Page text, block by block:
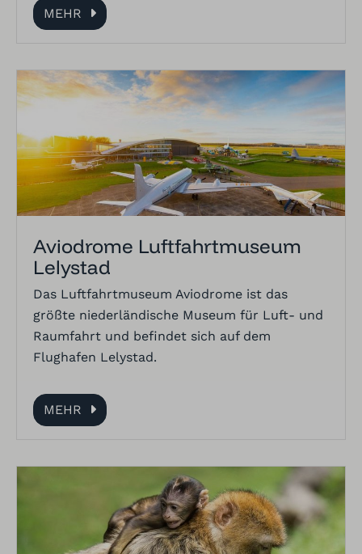
MEHR
Aviodrome Luftfahrtmuseum
Lelystad
Das Luftfahrtmuseum Aviodrome ist das
größte niederländische Museum für Luft- und
Raumfahrt und befindet sich auf dem
Flughafen Lelystad.
MEHR